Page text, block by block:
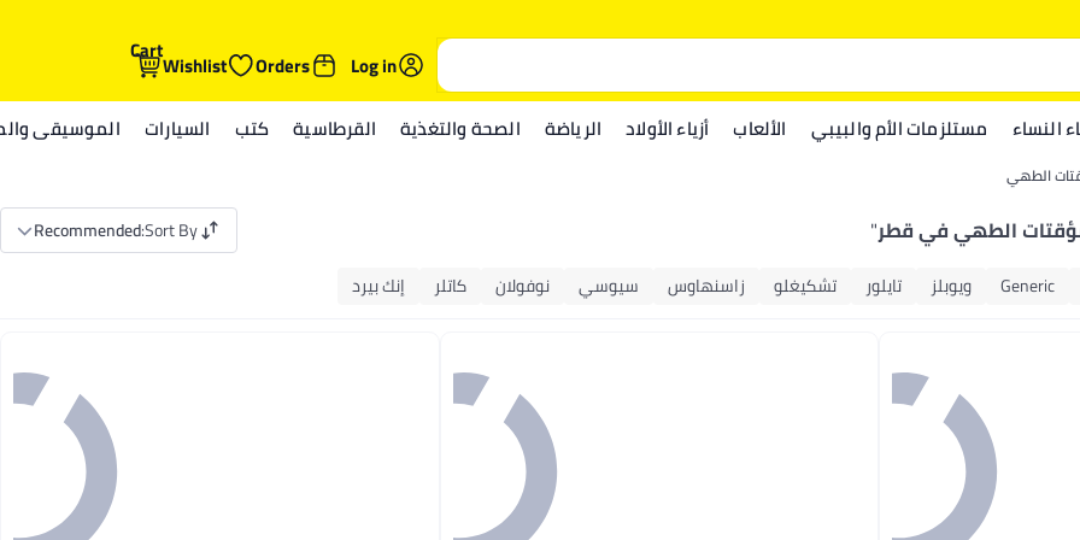
Log in
Orders
Wishlist
Cart
النساء مستلزمات الأم والبيبي الألعاب أزياء الأولاد الرياضة الصحة والتغذية القرطاسية كتب السيارات الموسيقى
الطهي
الطهي في قطر"
Sort By
:
Recommended
Generic ويوبلز تايلور تشكيغلو زاسنهاوس سيوسي نوفولان كاتلر إنك بيرد